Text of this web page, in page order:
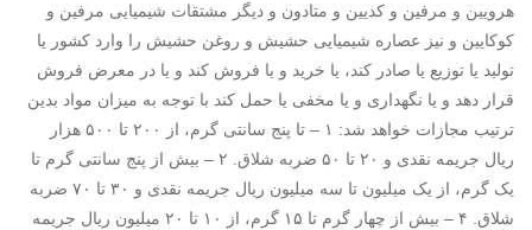
هرویین و مرفین و کدیین و متادون و دیگر مشتقات شیمیایی مرفین و
کوکایین و نیز عصاره شیمیایی حشیش و روغن حشیش را وارد کشور یا
تولید یا توزیع یا صادر کند، یا خرید و یا فروش کند و یا در معرض فروش
قرار دهد و یا نگهداری و یا مخفی یا حمل کند با توجه به‌ میزان مواد بدین
ترتیب مجازات خواهد شد: ۱ – تا پنج سانتی گرم، از ۲۰۰ تا ۵۰۰ هزار
ریال جریمه نقدی و ۲۰ تا ۵۰ ضربه شلاق. ۲ – بیش از پنج سانتی گرم تا
یک گرم، از یک میلیون تا سه میلیون ریال جریمه نقدی و ۳۰ تا ۷۰ ضربه
شلاق. ۴ – بیش از چهار گرم تا ۱۵ گرم، از ۱۰ تا ۲۰ میلیون ریال جریمه